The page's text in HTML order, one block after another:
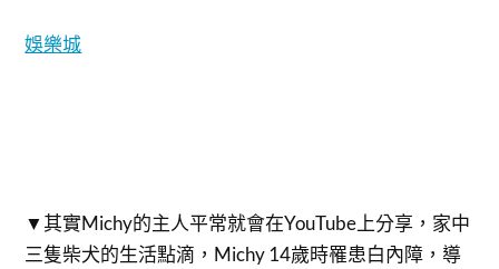
娛樂城
▼其實Michy的主人平常就會在YouTube上分享，家中
三隻柴犬的生活點滴，Michy 14歲時罹患白內障，導